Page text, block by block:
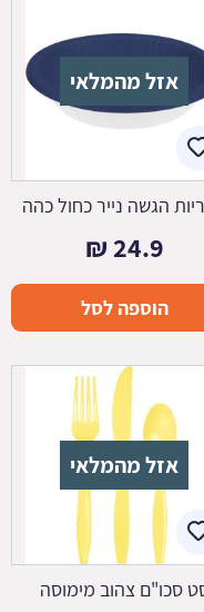
אזל מהמלאי
הגשה נייר כחול כהה
24.9
₪
הוספה לסל
אזל מהמלאי
סכו"ם צהוב מימוסה